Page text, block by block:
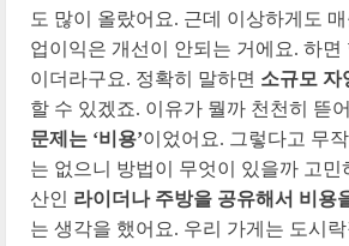
도 많이 올랐어요. 근데 이상하게도
업이익은 개선이 안되는 거에요. 하면
이더라구요. 정확히 말하면 소규모 자
할 수 있겠죠. 이유가 뭘까 천천히 뜯
문제는 ‘비용’이었어요. 그렇다고 무
는 없으니 방법이 무엇이 있을까 고민
산인 라이더나 주방을 공유해서 비용
는 생각을 했어요. 우리 가게는 도시락